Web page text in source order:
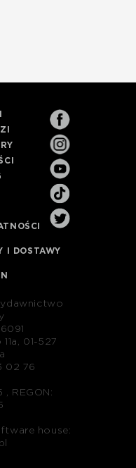
I DOSTAWY
01-527
02 76
, REGON:
house: